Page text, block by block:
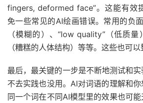
fingers, deformed face”。这能有效
免一些常见的AI绘画错误。常用的负
（模糊的）、“low quality”（低质
（糟糕的人体结构）等等。这些也可以
最后，最关键的一步是不断地测试和实
不去实践也没用。AI对词语的理解和你
同一个词在不同AI模型里的效果也可